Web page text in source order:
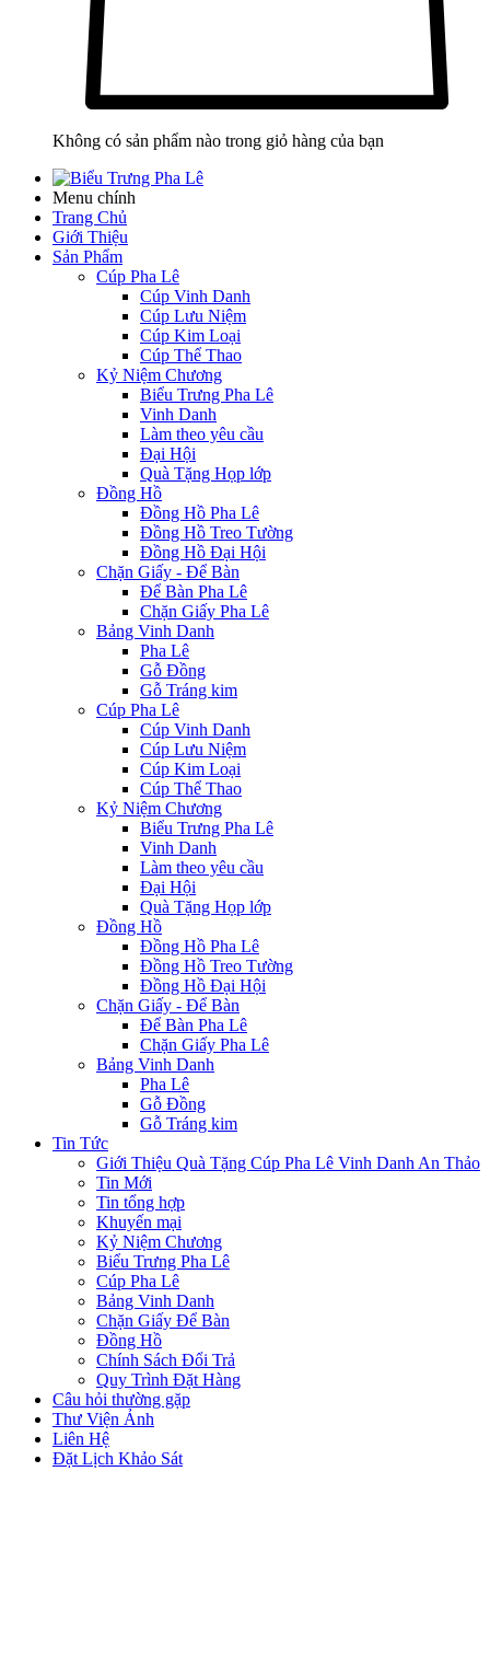
Không có sản phẩm nào trong giỏ hàng của bạn
Menu chính
Trang Chủ
Giới Thiệu
Sản Phẩm
Cúp Pha Lê
Cúp Vinh Danh
Cúp Lưu Niệm
Cúp Kim Loại
Cúp Thể Thao
Kỷ Niệm Chương
Biểu Trưng Pha Lê
Vinh Danh
Làm theo yêu cầu
Đại Hội
Quà Tặng Họp lớp
Đồng Hồ
Đồng Hồ Pha Lê
Đồng Hồ Treo Tường
Đồng Hồ Đại Hội
Chặn Giấy - Để Bàn
Để Bàn Pha Lê
Chặn Giấy Pha Lê
Bảng Vinh Danh
Pha Lê
Gỗ Đồng
Gỗ Tráng kim
Cúp Pha Lê
Cúp Vinh Danh
Cúp Lưu Niệm
Cúp Kim Loại
Cúp Thể Thao
Kỷ Niệm Chương
Biểu Trưng Pha Lê
Vinh Danh
Làm theo yêu cầu
Đại Hội
Quà Tặng Họp lớp
Đồng Hồ
Đồng Hồ Pha Lê
Đồng Hồ Treo Tường
Đồng Hồ Đại Hội
Chặn Giấy - Để Bàn
Để Bàn Pha Lê
Chặn Giấy Pha Lê
Bảng Vinh Danh
Pha Lê
Gỗ Đồng
Gỗ Tráng kim
Tin Tức
Giới Thiệu Quà Tặng Cúp Pha Lê Vinh Danh An Thảo
Tin Mới
Tin tổng hợp
Khuyến mại
Kỷ Niệm Chương
Biểu Trưng Pha Lê
Cúp Pha Lê
Bảng Vinh Danh
Chặn Giấy Để Bàn
Đồng Hồ
Chính Sách Đổi Trả
Quy Trình Đặt Hàng
Câu hỏi thường gặp
Thư Viện Ảnh
Liên Hệ
Đặt Lịch Khảo Sát